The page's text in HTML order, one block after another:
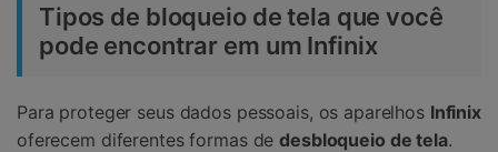
Tipos de bloqueio de tela que você
pode encontrar em um Infinix
Para proteger seus dados pessoais, os aparelhos Infinix
oferecem diferentes formas dedesbloqueio de tela.